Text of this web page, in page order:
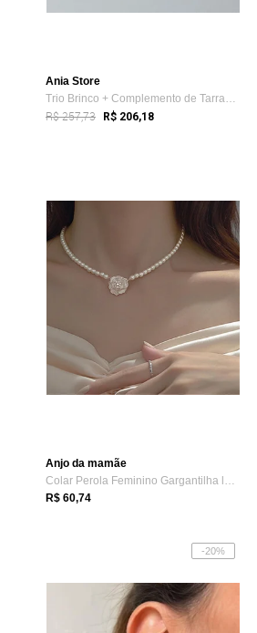
Ania Store
Trio Brinco + Complemento de Tarraxa Pie...
R$ 257,73 R$ 206,18
Anjo da mamãe
Colar Perola Feminino Gargantilha luxo S...
R$ 60,74
-20%